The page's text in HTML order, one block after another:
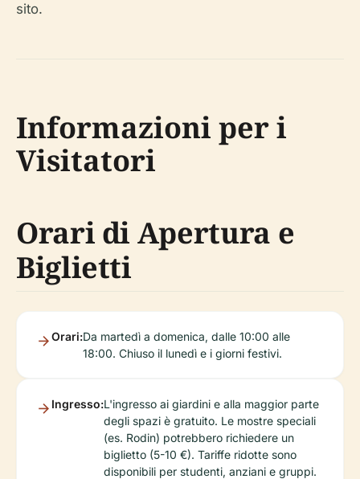
sito.
Informazioni per i
Visitatori
Orari di Apertura e
Biglietti
Orari:Da martedì a domenica, dalle 10:00 alle
18:00. Chiuso il lunedì e i giorni festivi.
Ingresso:L'ingresso ai giardini e alla maggior parte
degli spazi è gratuito. Le mostre speciali
(es. Rodin) potrebbero richiedere un
biglietto (5-10 €). Tariffe ridotte sono
disponibili per studenti, anziani e gruppi.